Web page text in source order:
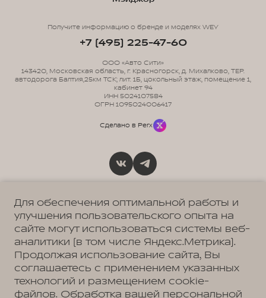
Пользовательское соглашение
Согласие на коммуникацию
Согласие на предоставление персональных данных третьим лицам
Получите информацию о бренде и моделях WEY
+7 (495) 225-47-60
ООО «Авто Сити»
143420, Московская область, г. Красногорск, д. Михалково, ТЕР.
автодорога Балтия,25км ТСК; лит. 1Б, цокольный этаж, помещение 1,
кабинет 94
ИНН 5024107584
ОГРН 1095024006417
Сделано в Perx
МЭЙДЖОР
Москва, Новорижское шоссе, 9 км от МКАД
+7 (495) 225-47-60
Для обеспечения оптимальной работы и
улучшения пользовательского опыта на
сайте могут использоваться системы веб-
аналитики (в том числе Яндекс.Метрика).
Продолжая использование сайта, Вы
соглашаетесь с применением указанных
технологий и размещением cookie-
файлов. Обработка вашей персональной